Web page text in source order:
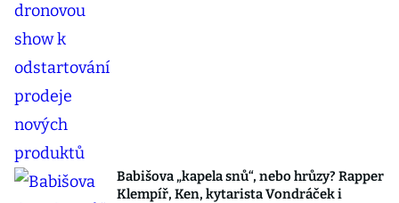
Babišova „kapela snů“, nebo hrůzy? Rapper
Klempíř, Ken, kytarista Vondráček i